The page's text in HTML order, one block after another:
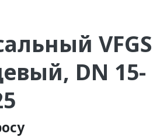
VFGS
DN 15-